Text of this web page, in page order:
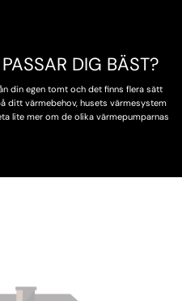
DIG BÄST?
din egen tomt och det finns flera sätt
ditt värmebehov, husets värmesystem
lite mer om de olika värmepumparnas